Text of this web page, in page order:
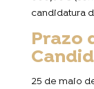
candidatura
Prazo
25 de maio